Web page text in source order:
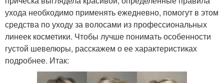
ухода необходимо применять ежедневно, помогут в этом
средства по уходу за волосами из профессиональных
линеек косметики. Чтобы лучше понимать особенности
густой шевелюры, расскажем о ее характеристиках
подробнее. Итак: